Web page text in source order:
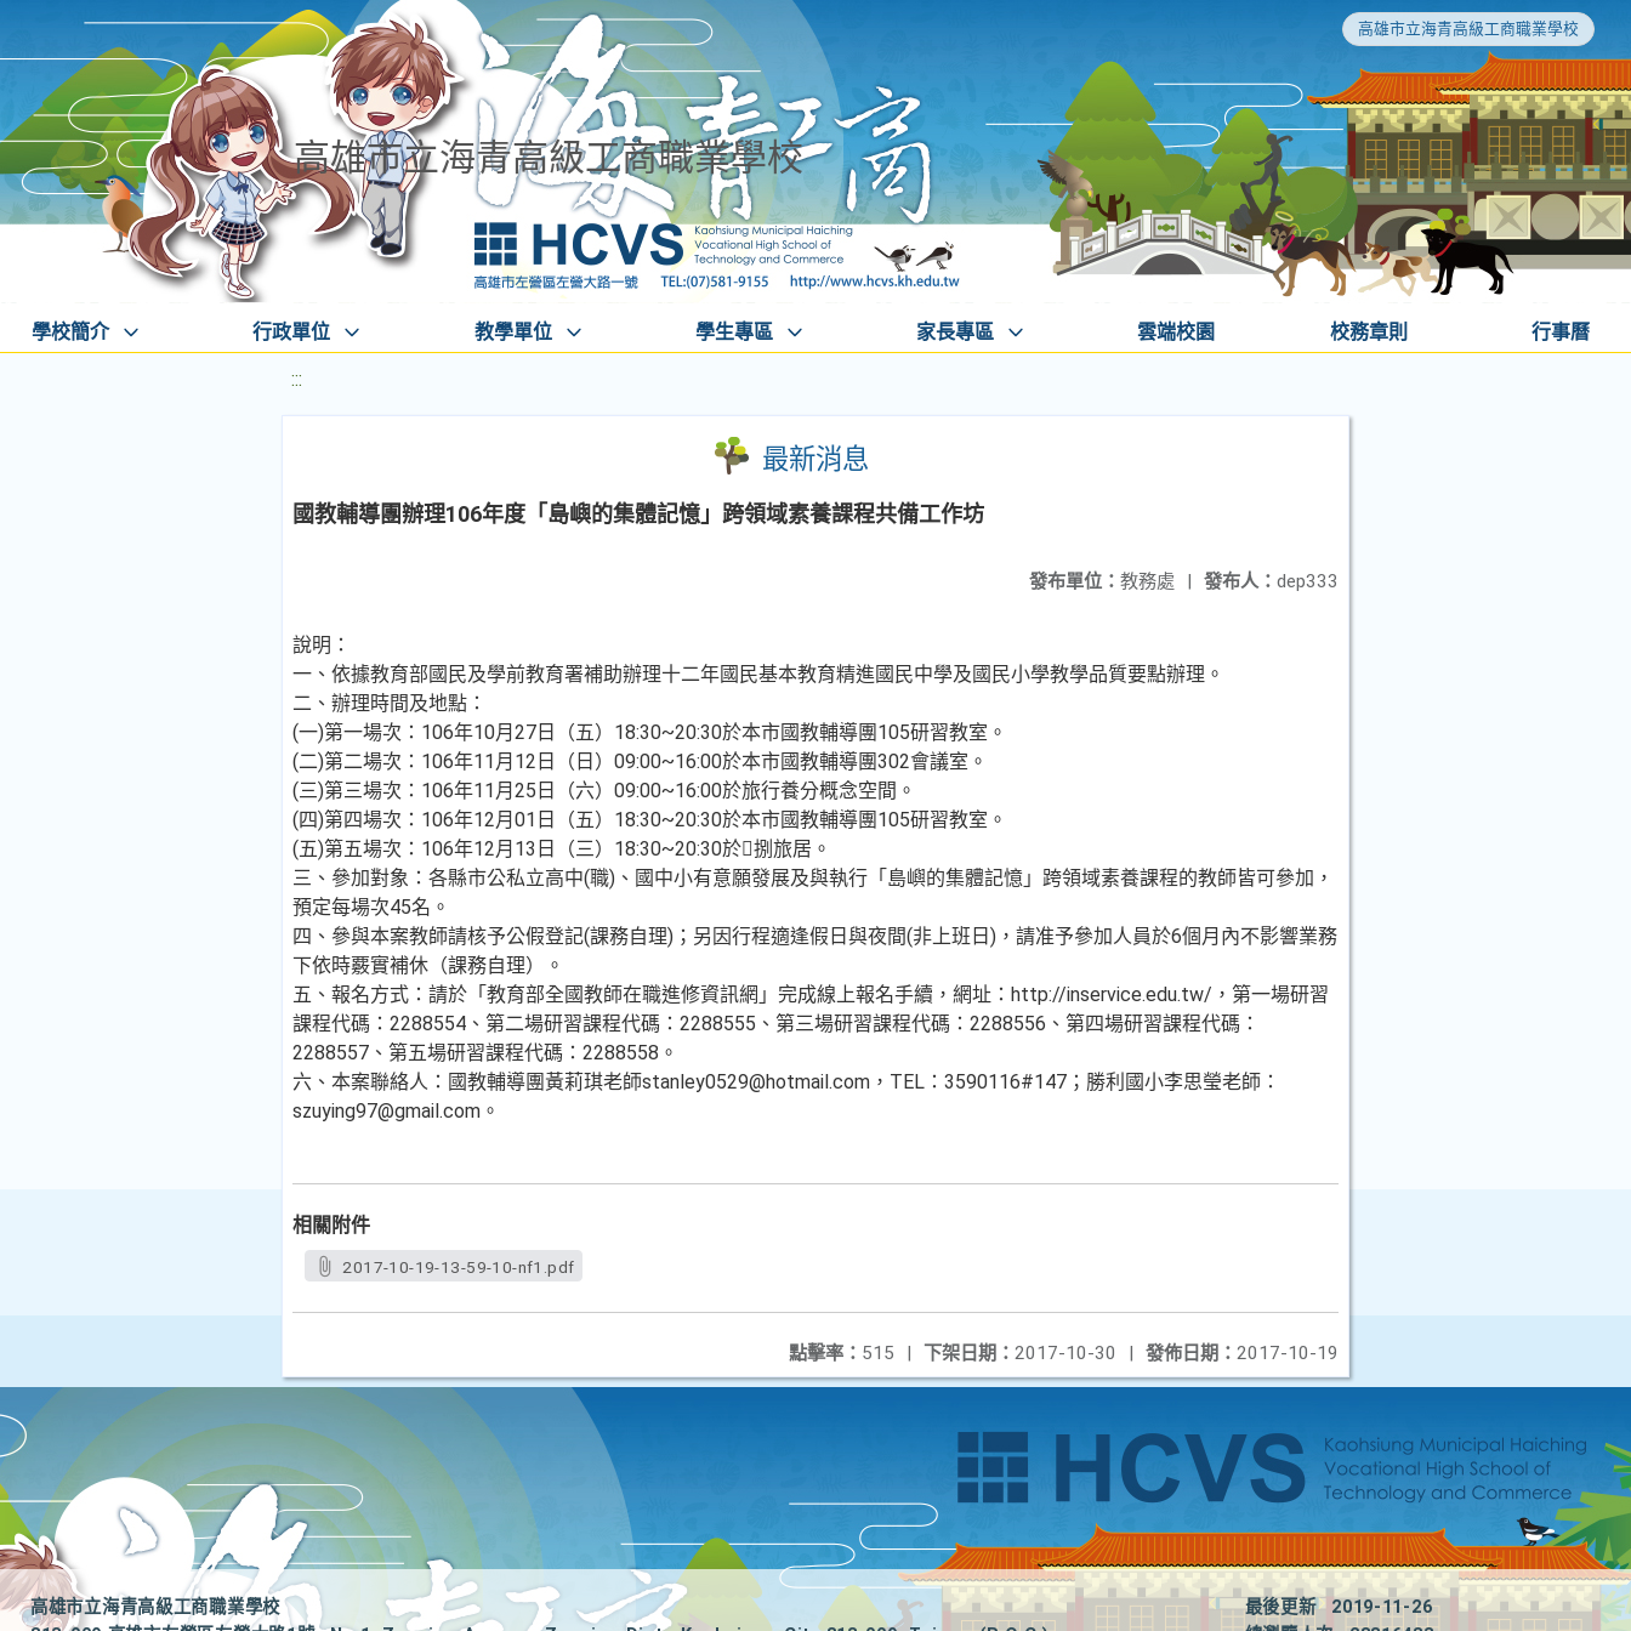
高雄市立海青高級工商職業學校
高雄市立海青高級工商職業學校
學校簡介 行政單位 教學單位 學生專區 家長專區 雲端校園 校務章則 行事曆
:::
最新消息
國教輔導團辦理106年度「島嶼的集體記憶」跨領域素養課程共備工作坊
發布人： dep333
發布單位： 教務處 |
說明：
一、依據教育部國民及學前教育署補助辦理十二年國民基本教育精進國民中學及國民小學教學品質要點辦理。
二、辦理時間及地點：
(一)第一場次：106年10月27日（五）18:30~20:30於本市國教輔導團105研習教室。
(二)第二場次：106年11月12日（日）09:00~16:00於本市國教輔導團302會議室。
(三)第三場次：106年11月25日（六）09:00~16:00於旅行養分概念空間。
(四)第四場次：106年12月01日（五）18:30~20:30於本市國教輔導團105研習教室。
(五)第五場次：106年12月13日（三）18:30~20:30於捌旅居。
三、參加對象：各縣市公私立高中(職)、國中小有意願發展及與執行「島嶼的集體記憶」跨領域素養課程的教師皆可參加，
預定每場次45名。
四、參與本案教師請核予公假登記(課務自理)；另因行程適逢假日與夜間(非上班日)，請准予參加人員於6個月內不影響業務
下依時覈實補休（課務自理）。
五、報名方式：請於「教育部全國教師在職進修資訊網」完成線上報名手續，網址：http://inservice.edu.tw/，第一場研習
課程代碼：2288554、第二場研習課程代碼：2288555、第三場研習課程代碼：2288556、第四場研習課程代碼：
2288557、第五場研習課程代碼：2288558。
六、本案聯絡人：國教輔導團黃莉琪老師stanley0529@hotmail.com，TEL：3590116#147；勝利國小李思瑩老師：
szuying97@gmail.com。
相關附件
2017-10-19-13-59-10-nf1.pdf
發佈日期： 2017-10-19
下架日期： 2017-10-30 |
點擊率： 515 |
高雄市立海青高級工商職業學校
最後更新
2019-11-26